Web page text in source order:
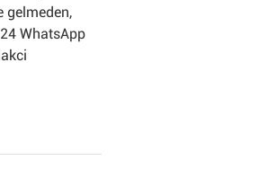
gelmeden,
WhatsApp